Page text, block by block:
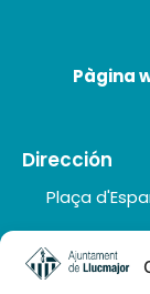
Pàgina
Dirección
Plaça
Teléfono